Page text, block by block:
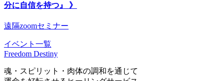
分に自信を持つ』 》
遠隔zoomセミナー
イベント一覧
Freedom Destiny
魂・スピリット・肉体の調和を通じて